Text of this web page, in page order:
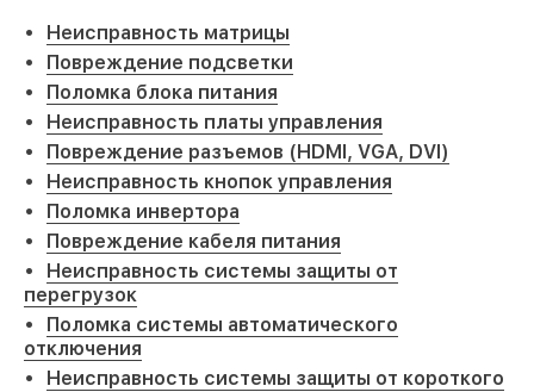
Неисправность матрицы
Повреждение подсветки
Поломка блока питания
Неисправность платы управления
Повреждение разъемов (HDMI, VGA, DVI)
Неисправность кнопок управления
Поломка инвертора
Повреждение кабеля питания
Неисправность системы защиты от
перегрузок
Поломка системы автоматического
отключения
Неисправность системы защиты от короткого